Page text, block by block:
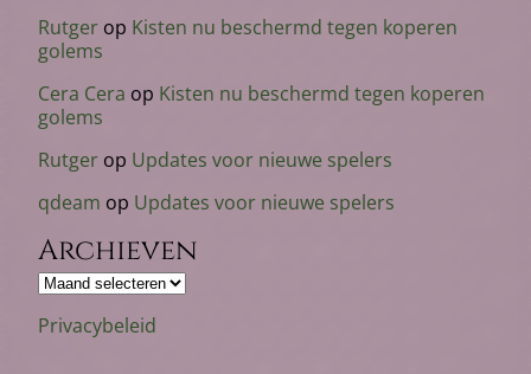
Rutger op Kisten nu beschermd tegen koperen
golems
Cera Cera op Kisten nu beschermd tegen koperen
golems
Rutger op Updates voor nieuwe spelers
qdeam op Updates voor nieuwe spelers
Archieven
Archieven
Privacybeleid